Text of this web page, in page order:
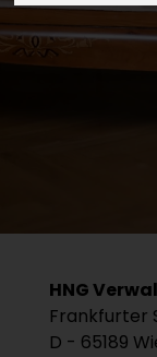
HNG
Frankfurter
D - 65189